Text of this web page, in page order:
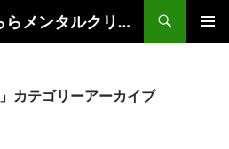
【精神科/心療内科】ららメンタルクリニック
カテゴリーアーカイブ